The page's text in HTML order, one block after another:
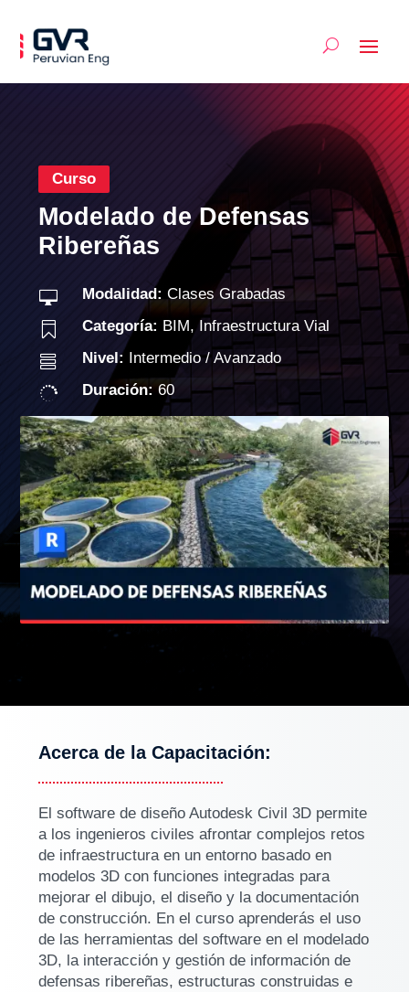
Curso
Modelado de Defensas
Ribereñas
 Modalidad: Clases Grabadas
 Categoría: BIM,Infraestructura Vial
 Nivel: Intermedio / Avanzado
 Duración: 60
Acerca de la Capacitación:
El software de diseño Autodesk Civil 3D permite
a los ingenieros civiles afrontar complejos retos
de infraestructura en un entorno basado en
modelos 3D con funciones integradas para
mejorar el dibujo, el diseño y la documentación
de construcción. En el curso aprenderás el uso
de las herramientas del software en el modelado
3D, la interacción y gestión de información de
defensas ribereñas, estructuras construidas e